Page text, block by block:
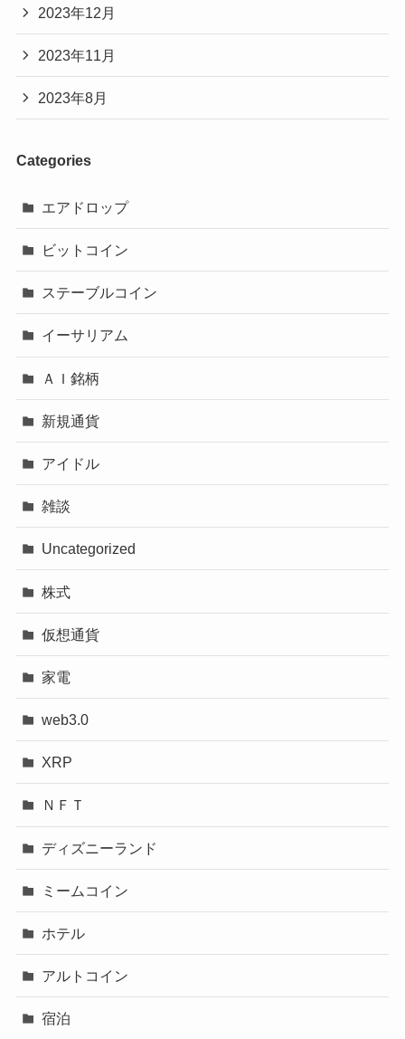
2023年12月
2023年11月
2023年8月
Categories
エアドロップ
ビットコイン
ステーブルコイン
イーサリアム
ＡＩ銘柄
新規通貨
アイドル
雑談
Uncategorized
株式
仮想通貨
家電
web3.0
XRP
ＮＦＴ
ディズニーランド
ミームコイン
ホテル
アルトコイン
宿泊